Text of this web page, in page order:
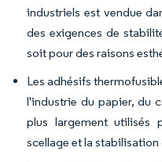
industriels est vendue
des exigences de
soit pour des raisons
Les adhésifs
l'industrie du papier, du
plus largement utilisés
scellage et la stabilisation